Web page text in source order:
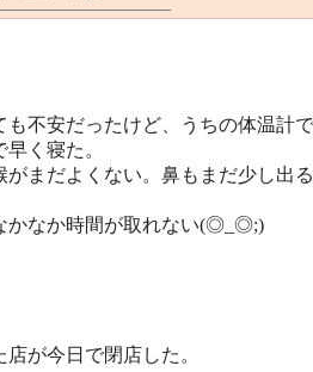
不安だったけど、うちの体温計
く寝た。
まだよくない。鼻もまだ少し出
かなか時間が取れない(◎_◎;)
が今日で閉店した。